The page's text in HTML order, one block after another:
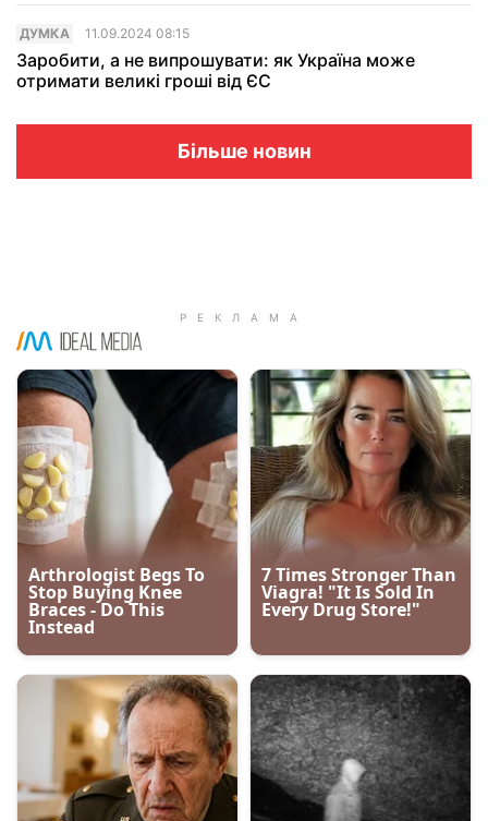
ДУМКА 11.09.2024 08:15
Заробити, а не випрошувати: як Україна може
отримати великі гроші від ЄС
Більше новин